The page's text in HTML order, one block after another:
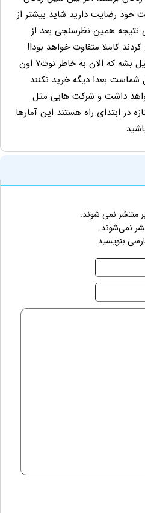
خود رضایت دارید شاید بیشتر از
نتیجه همین نظرسنجی بعد از
کاملا متفاوت خواهد بود!!
سامسونگ هم قرار نیست تعطیل بشه که الان به خاطر نوت۷ اون
شماست بعدا دیگه خرید نکنند
داشت و شرکت هایی مثل
در ابتدای راه هستند این آمارها
منتشر نمی شوند.
نمی‌شوند.
بنویسید.